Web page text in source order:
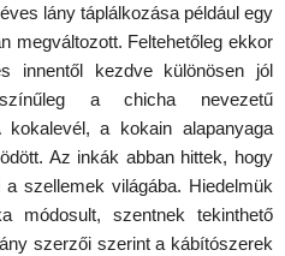
lány táplálkozása például egy
megváltozott. Feltehetőleg ekkor
innentől kezdve különösen jól
a chicha nevezetű
kokalevél, a kokain alapanyaga
Az inkák abban hittek, hogy
szellemek világába. Hiedelmük
szentnek tekinthető
szerzői szerint a kábítószerek